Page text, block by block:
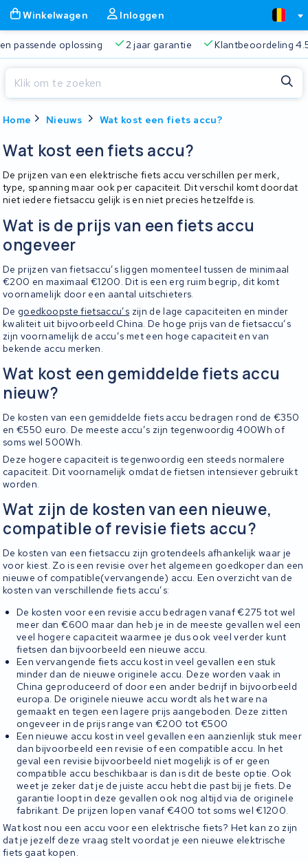
Winkelwagen Inloggen
oplossing 2 jaar garantie Klantbeoordeling 4.5/5
Home Nieuws Wat kost een fiets accu?
Wat kost een fiets accu?
De prijzen van een elektrische fiets accu verschillen per merk,
type, spanning maar ook per capaciteit. Dit verschil komt doordat
niet iedere fietsaccu gelijk is en niet precies hetzelfde is.
Wat is de prijs van een fiets accu
ongeveer
De prijzen van fietsaccu’s liggen momenteel tussen de minimaal
€200 en maximaal €1200. Dit is een erg ruim begrip, dit komt
voornamelijk door een aantal uitschieters.
De goedkoopste fietsaccu’s zijn de lage capaciteiten en minder
kwaliteit uit bijvoorbeeld China. De hoge prijs van de fietsaccu’s
zijn voornamelijk de accu’s met een hoge capaciteit en van
bekende accu merken.
Wat kost een gemiddelde fiets accu
nieuw?
De kosten van een gemiddelde fiets accu bedragen rond de €350
en €550 euro. De meeste accu’s zijn tegenwoordig 400Wh of
soms wel 500Wh.
Deze hogere capaciteit is tegenwoordig een steeds normalere
capaciteit. Dit voornamelijk omdat de fietsen intensiever gebruikt
worden.
Wat zijn de kosten van een nieuwe,
compatible of revisie fiets accu?
De kosten van een fietsaccu zijn grotendeels afhankelijk waar je
voor kiest. Zo is een revisie over het algemeen goedkoper dan een
nieuwe of compatible(vervangende) accu. Een overzicht van de
kosten van verschillende fiets accu’s:
De kosten voor een revisie accu bedragen vanaf €275 tot wel
meer dan €600 maar dan heb je in de meeste gevallen wel een
veel hogere capaciteit waarmee je dus ook veel verder kunt
fietsen dan bijvoorbeeld een nieuwe accu.
Een vervangende fiets accu kost in veel gevallen een stuk
minder dan de nieuwe originele accu. Deze worden vaak in
China geproduceerd of door een ander bedrijf in bijvoorbeeld
europa. De originele nieuwe accu wordt als het ware na
gemaakt en tegen een lagere prijs aangeboden. Deze zitten
ongeveer in de prijs range van €200 tot €500
Een nieuwe accu kost in veel gevallen een aanzienlijk stuk meer
dan bijvoorbeeld een revisie of een compatible accu. In het
geval een revisie bijvoorbeeld niet mogelijk is of er geen
compatible accu beschikbaar is dan is dit de beste optie. Ook
weet je zeker dat je de juiste accu hebt die past bij je fiets. De
garantie loopt in deze gevallen ook nog altijd via de originele
fabrikant. De prijzen lopen vanaf €400 tot soms wel €1200.
Wat kost nou een accu voor een elektrische fiets? Het kan zo zijn
dat je jezelf deze vraag stelt voordat je een nieuwe elektrische
fiets gaat kopen.
Gratis verzending Altijd een passende oplossing
Sluiten